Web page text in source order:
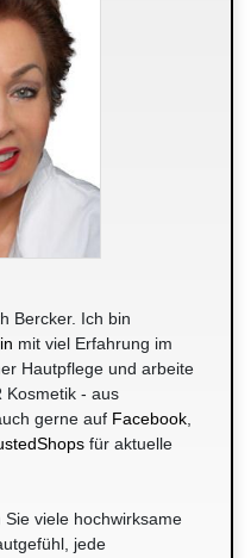
Bercker. Ich bin
mit viel Erfahrung im
Hautpflege und arbeite
Kosmetik - aus
gerne auf Facebook
für aktuelle
viele hochwirksame
jede